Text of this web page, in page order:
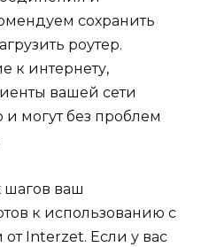
сохранить
роутер.
к интернету,
вашей сети
могут без проблем
шагов ваш
к использованию с
Interzet. Если у вас